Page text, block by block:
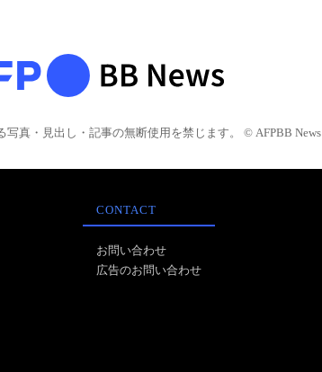
写真・見出し・記事の無断使用を禁じます。 © AFPBB News
CONTACT
お問い合わせ
広告のお問い合わせ